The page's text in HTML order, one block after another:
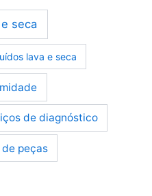
seca
lava e seca
de diagnóstico
peças